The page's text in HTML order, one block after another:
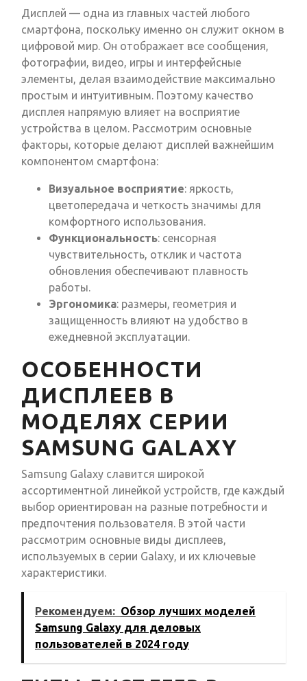
Дисплей — одна из главных частей любого
смартфона, поскольку именно он служит окном в
цифровой мир. Он отображает все сообщения,
фотографии, видео, игры и интерфейсные
элементы, делая взаимодействие максимально
простым и интуитивным. Поэтому качество
дисплея напрямую влияет на восприятие
устройства в целом. Рассмотрим основные
факторы, которые делают дисплей важнейшим
компонентом смартфона:
Визуальное восприятие: яркость,
цветопередача и четкость значимы для
комфортного использования.
Функциональность: сенсорная
чувствительность, отклик и частота
обновления обеспечивают плавность
работы.
Эргономика: размеры, геометрия и
защищенность влияют на удобство в
ежедневной эксплуатации.
ОСОБЕННОСТИ
ДИСПЛЕЕВ В
МОДЕЛЯХ СЕРИИ
SAMSUNG GALAXY
Samsung Galaxy славится широкой
ассортиментной линейкой устройств, где каждый
выбор ориентирован на разные потребности и
предпочтения пользователя. В этой части
рассмотрим основные виды дисплеев,
используемых в серии Galaxy, и их ключевые
характеристики.
Рекомендуем: Обзор лучших моделей
Samsung Galaxy для деловых
пользователей в 2024 году